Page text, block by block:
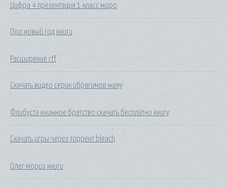
Цифра 4 презентация 1 класс моро
Про новый год книги
Расширение rtf
Скачать видео серик ибрагимов жаяу
Флибуста книжное братство скачать бесплатно книгу
Скачать игры через торрент bleach
Олег мороз книги